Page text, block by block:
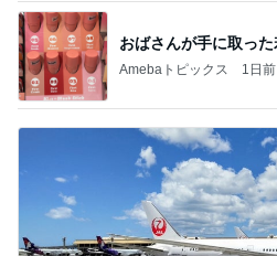
おばさんが手に取っ
Amebaトピックス 1日前